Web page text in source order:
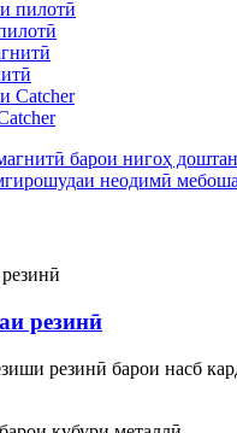
резинӣ
резинӣ барои насб